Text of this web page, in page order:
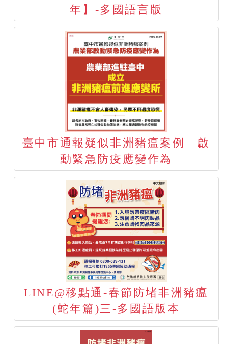
年】-多國語言版
臺中市通報疑似非洲豬瘟案例 啟
動緊急防疫應變作為
LINE@移點通-春節防堵非洲豬瘟
(蛇年篇)三-多國語版本